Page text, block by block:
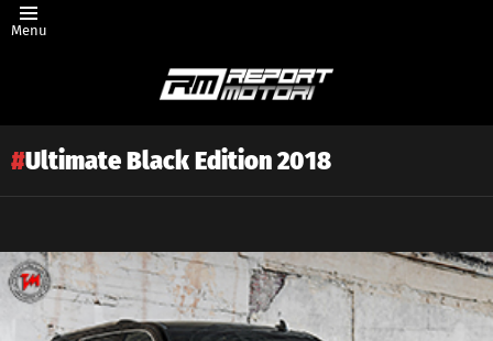
Menu
Ultimate Black Edition 2018
Latest
story